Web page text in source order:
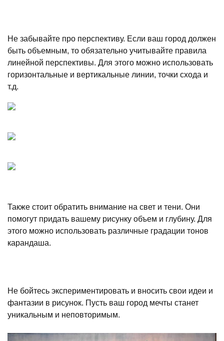
Не забывайте про перспективу. Если ваш город должен
быть объемным, то обязательно учитывайте правила
линейной перспективы. Для этого можно использовать
горизонтальные и вертикальные линии, точки схода и
т.д.
Также стоит обратить внимание на свет и тени. Они
помогут придать вашему рисунку объем и глубину. Для
этого можно использовать различные градации тонов
карандаша.
Не бойтесь экспериментировать и вносить свои идеи и
фантазии в рисунок. Пусть ваш город мечты станет
уникальным и неповторимым.